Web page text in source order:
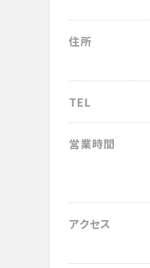
住所
TEL
営業時間
アクセス